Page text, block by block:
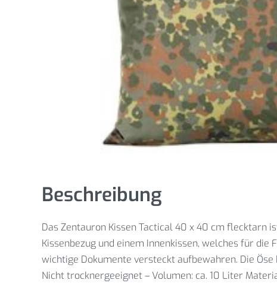
Beschreibung
Das Zentauron Kissen Tactical 40 x 40 cm flecktarn
Kissenbezug und einem Innenkissen, welches für
wichtige Dokumente versteckt aufbewahren. Die
Nicht trocknergeeignet – Volumen: ca. 10 Liter